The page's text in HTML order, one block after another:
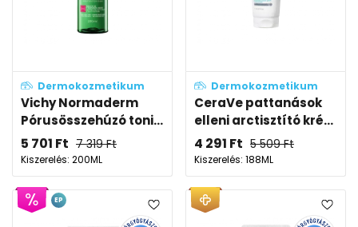
Dermokozmetikum
Vichy Normaderm
Pórusösszehúzó toni...
5 701 Ft 7 319Ft
Kiszerelés: 200ML
Dermokozmetikum
CeraVe pattanások
elleni arctisztító kré...
4 291 Ft 5 509Ft
Kiszerelés: 188ML
EP